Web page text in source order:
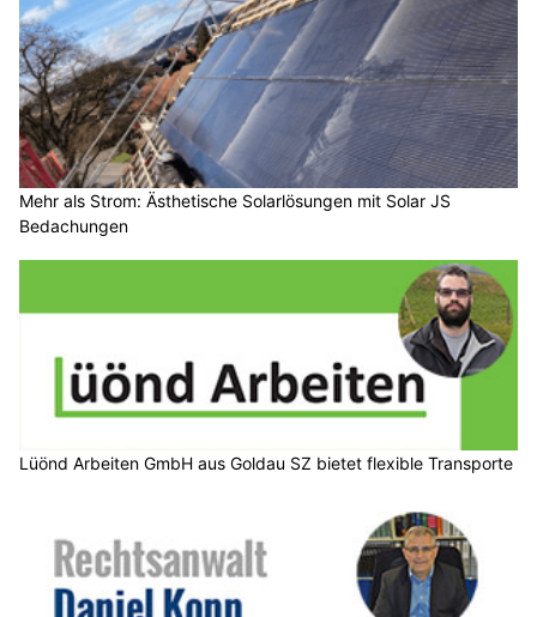
Mehr als Strom: Ästhetische Solarlösungen mit Solar JS
Bedachungen
Lüönd Arbeiten GmbH aus Goldau SZ bietet flexible Transporte